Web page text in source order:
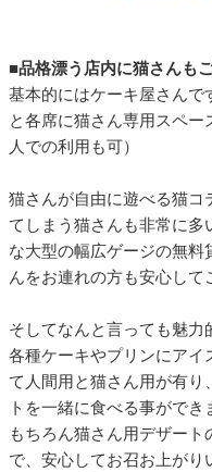
■品格漂う店内に猫さんも
基本的にはケーキ屋さんで
と各席に猫さん専用スペー
人での利用も可）
猫さんが自由に遊べる猫コ
てしまう猫さんも非常に多
な大型の幅広ゲージの無料
んをお連れの方も安心して
そしてなんと言っても魅力
各種ケーキやプリンにアイ
て人間用と猫さん用が有り
トを一緒に食べる事ができ
もちろん猫さん用デザー
で、安心してお召お上が